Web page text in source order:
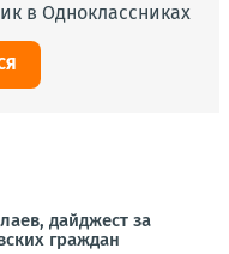
в Одноклассниках
дайджест за
граждан